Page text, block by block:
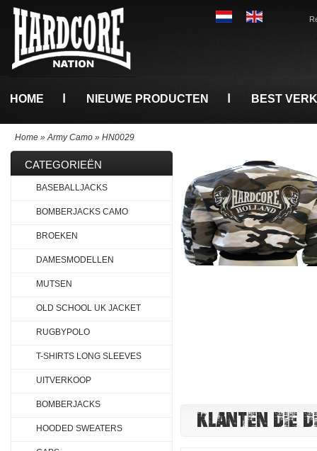
HOME NIEUWE PRODUCTEN BEST
Home »Army Camo » HN0029
KLANTEN DIE
CATEGORIEËN
BASEBALLJACKS
BOMBERJACKS CAMO
BROEKEN
DAMESMODELLEN
MUTSEN
OLD SCHOOL UK JACKET
RUGBYPOLO
T-SHIRTS LONG SLEEVES
UITVERKOOP
BOMBERJACKS
HOODED SWEATERS